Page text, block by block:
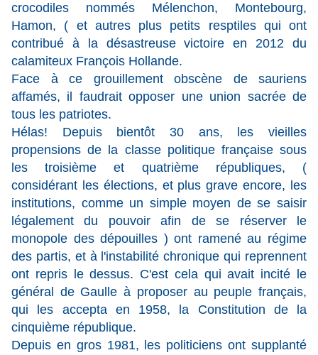
crocodiles nommés Mélenchon, Montebourg,
Hamon, ( et autres plus petits resptiles qui ont
contribué à la désastreuse victoire en 2012 du
calamiteux François Hollande.
Face à ce grouillement obscène de sauriens
affamés, il faudrait opposer une union sacrée de
tous les patriotes.
Hélas! Depuis bientôt 30 ans, les vieilles
propensions de la classe politique française sous
les troisième et quatrième républiques, (
considérant les élections, et plus grave encore, les
institutions, comme un simple moyen de se saisir
légalement du pouvoir afin de se réserver le
monopole des dépouilles ) ont ramené au régime
des partis, et à l'instabilité chronique qui reprennent
ont repris le dessus. C'est cela qui avait incité le
général de Gaulle à proposer au peuple français,
qui les accepta en 1958, la Constitution de la
cinquième république.
Depuis en gros 1981, les politiciens ont supplanté